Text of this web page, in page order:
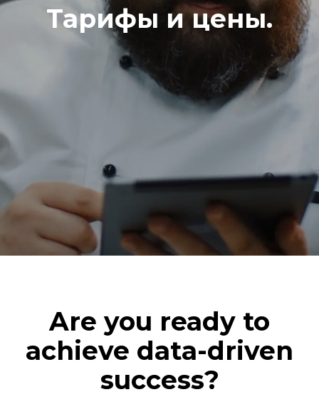
Тарифы и цены.
Are you ready to
achieve data-driven
success?